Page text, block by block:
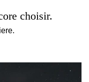
choisir.